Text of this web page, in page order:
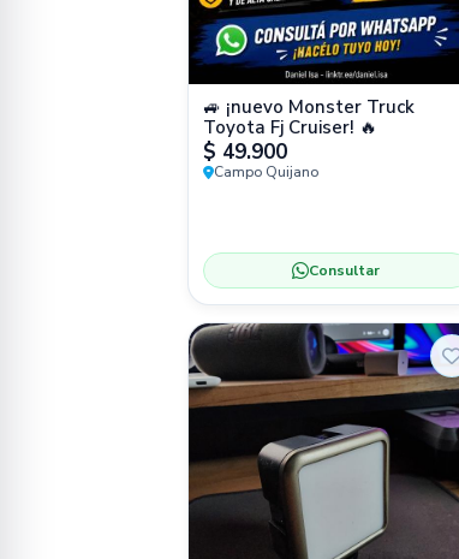
🚙 ¡nuevo Monster Truck
Toyota Fj Cruiser! 🔥
$ 49.900
Campo Quijano
Consultar